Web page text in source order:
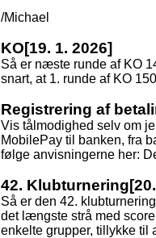
/Michael
KO[19. 1. 2026]
Så er næste runde af KO
snart, at 1. runde af KO
Registrering af
Vis tålmodighed selv om
MobilePay til banken, fra
følge anvisningerne her:
42. Klubturnering
Så er den 42.
det længste strå med
enkelte grupper, tillykke til